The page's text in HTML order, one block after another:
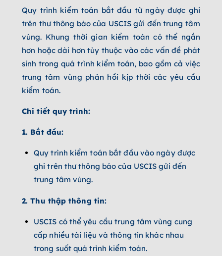
Quy trình kiểm toán bắt đầu từ ngày được ghi
trên thư thông báo của USCIS gửi đến trung tâm
vùng. Khung thời gian kiểm toán có thể ngắn
hơn hoặc dài hơn tùy thuộc vào các vấn đề phát
sinh trong quá trình kiểm toán, bao gồm cả việc
trung tâm vùng phản hồi kịp thời các yêu cầu
kiểm toán.
Chi tiết quy trình:
1. Bắt đầu:
Quy trình kiểm toán bắt đầu vào ngày được
ghi trên thư thông báo của USCIS gửi đến
trung tâm vùng.
2. Thu thập thông tin:
USCIS có thể yêu cầu trung tâm vùng cung
cấp nhiều tài liệu và thông tin khác nhau
trong suốt quá trình kiểm toán.